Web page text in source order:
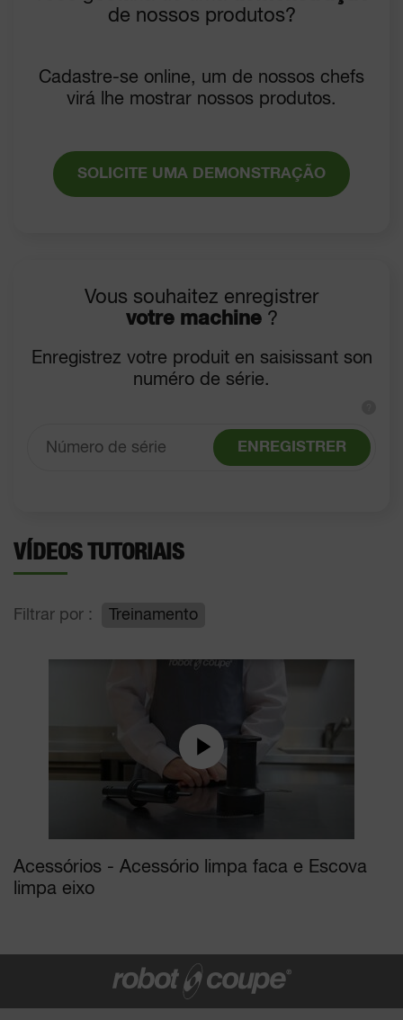
de nossos produtos?
Cadastre-se online, um de nossos chefs
virá lhe mostrar nossos produtos.
SOLICITE UMA DEMONSTRAÇÃO
Vous souhaitez enregistrer
votre machine ?
Enregistrez votre produit en saisissant son
numéro de série.
ENREGISTRER
VÍDEOS TUTORIAIS
Filtrar por : Treinamento
Acessórios - Acessório limpa faca e Escova
limpa eixo